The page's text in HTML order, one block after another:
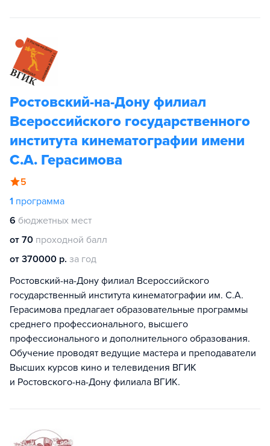
Ростовский-на-Дону филиал
Всероссийского государственного
института кинематографии имени
С.А. Герасимова
5
1 программа
6 бюджетных мест
от 70 проходной балл
от 370000 р. за год
Ростовский-на-Дону филиал Всероссийского
государственный института кинематографии им. С.А.
Герасимова предлагает образовательные программы
среднего профессионального, высшего
профессионального и дополнительного образования.
Обучение проводят ведущие мастера и преподаватели
Высших курсов кино и телевидения ВГИК
и Ростовского-на-Дону филиала ВГИК.